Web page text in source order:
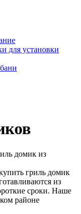
для установки
домик из
гриль домик
из
сроки. Наше
районе